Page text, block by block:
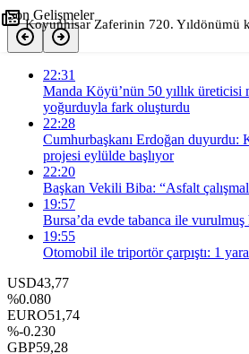
Son Gelişmeler
22:31
Manda Köyü’nün 50 yıllık üreticisi
yoğurduyla fark oluşturdu
22:28
Cumhurbaşkanı Erdoğan duyurdu:
projesi eylülde başlıyor
22:20
Başkan Vekili Biba: “Asfalt
19:57
Bursa’da evde tabanca ile
19:55
Otomobil ile triportör çarpıştı: 1
USD43,77
%0.080
EURO51,74
%-0.230
GBP59,28
Koyunhisar Zaferinin 720. Yıldönümü
+ -